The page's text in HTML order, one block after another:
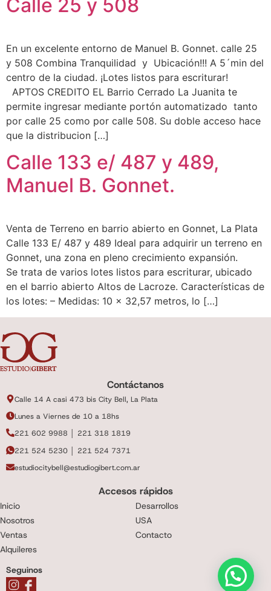
Calle 25 y 508
En un excelente entorno de Manuel B. Gonnet. calle 25
y 508 Combina Tranquilidad y Ubicación!!! A 5´min del
centro de la ciudad. ¡Lotes listos para escriturar!
APTOS CREDITO EL Barrio Cerrado La Juanita te
permite ingresar mediante portón automatizado tanto
por calle 25 como por calle 508. Su doble acceso hace
que la distribucion […]
Calle 133 e/ 487 y 489,
Manuel B. Gonnet.
Venta de Terreno en barrio abierto en Gonnet, La Plata
Calle 133 E/ 487 y 489 Ideal para adquirir un terreno en
Gonnet, una zona en pleno crecimiento expansión.
Se trata de varios lotes listos para escriturar, ubicado
en el barrio abierto Altos de Lacroze. Características de
los lotes: – Medidas: 10 x 32,57 metros, lo […]
Contáctanos
Calle 14 A casi 473 bis City Bell, La Plata
Lunes a Viernes de 10 a 18hs
221 602 9988 │ 221 318 1819
221 524 5230 │ 221 524 7371
estudiocitybell@estudiogibert.com.ar
Accesos rápidos
Inicio
Nosotros
Ventas
Alquileres
Desarrollos
USA
Contacto
Seguinos